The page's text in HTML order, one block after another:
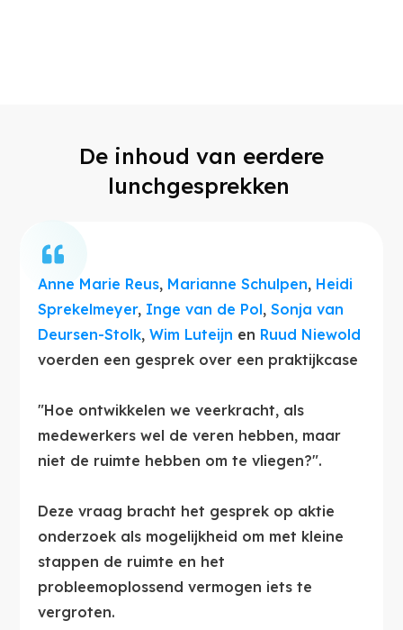
De inhoud van eerdere
lunchgesprekken
Anne Marie Reus, Marianne Schulpen, Heidi
Sprekelmeyer, Inge van de Pol, Sonja van
Deursen-Stolk, Wim Luteijn en Ruud Niewold
voerden een gesprek over een praktijkcase
"Hoe ontwikkelen we veerkracht, als
medewerkers wel de veren hebben, maar
niet de ruimte hebben om te vliegen?".
Deze vraag bracht het gesprek op aktie
onderzoek als mogelijkheid om met kleine
stappen de ruimte en het
probleemoplossend vermogen iets te
vergroten.